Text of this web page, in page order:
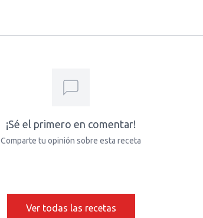
¡Sé el primero en comentar!
Comparte tu opinión sobre esta receta
Ver todas las recetas